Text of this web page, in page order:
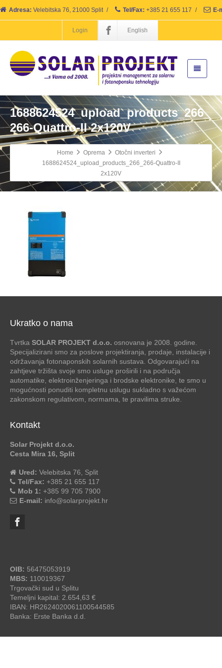
Adresa: Velebitska 76, 21000 Split / Tel/Fax: +385 21 655 117 / E-
Login English
1688624524_upload_products_266_
266-Quattro-II 2x120V
Home Oprema
Otočni inverteri
1688624524_upload_products_266_266-Quattro-II
2x120V
Ukratko o nama
Tvrtka SOLAR PROJEKT d.o.o. osnovana je 2008. godine.
Specijalizirani smo za poslove projektiranja, prodaje, instalacije i
održavanja fotonaponskih solarnih sustava. Odgovarajući na
zahtjeve tržišta svoje smo usluge proširili i na područja
automatike, elektroinženjeringa i brodske elektronike, te smo u
mogućnosti ponuditi kompletnu uslugu sukladno s važećom
zakonskom regulativom, normama, te pravilima struke.
Kontakt
Solar Projekt d.o.o.
Cesta Mira 16, Split
Ured: Velebitska 76, Split
Tel/Fax: +385 21 655 117
Mob 1: +385 99 705 7900
E-mail: info@solarprojekt.hr
OIB: 56475053919
MBS: 110019367
Trgovački sud u Splitu
Temeljni kapital: 2.654,63 €
IBAN: HR2624020061100544585
Banka: Erste Banka d.d.